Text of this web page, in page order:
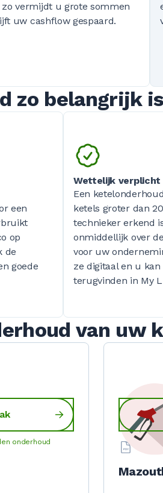
vermijdt u grote sommen
uw cashflow gespaard.
zo belangrijk is
een
op
de
goede
Wettelijk verplicht
Een
ketels groter dan
technieker erkend
onmiddellijk over
voor uw
ze digitaal en u
terugvinden in My
van uw
onderhoud